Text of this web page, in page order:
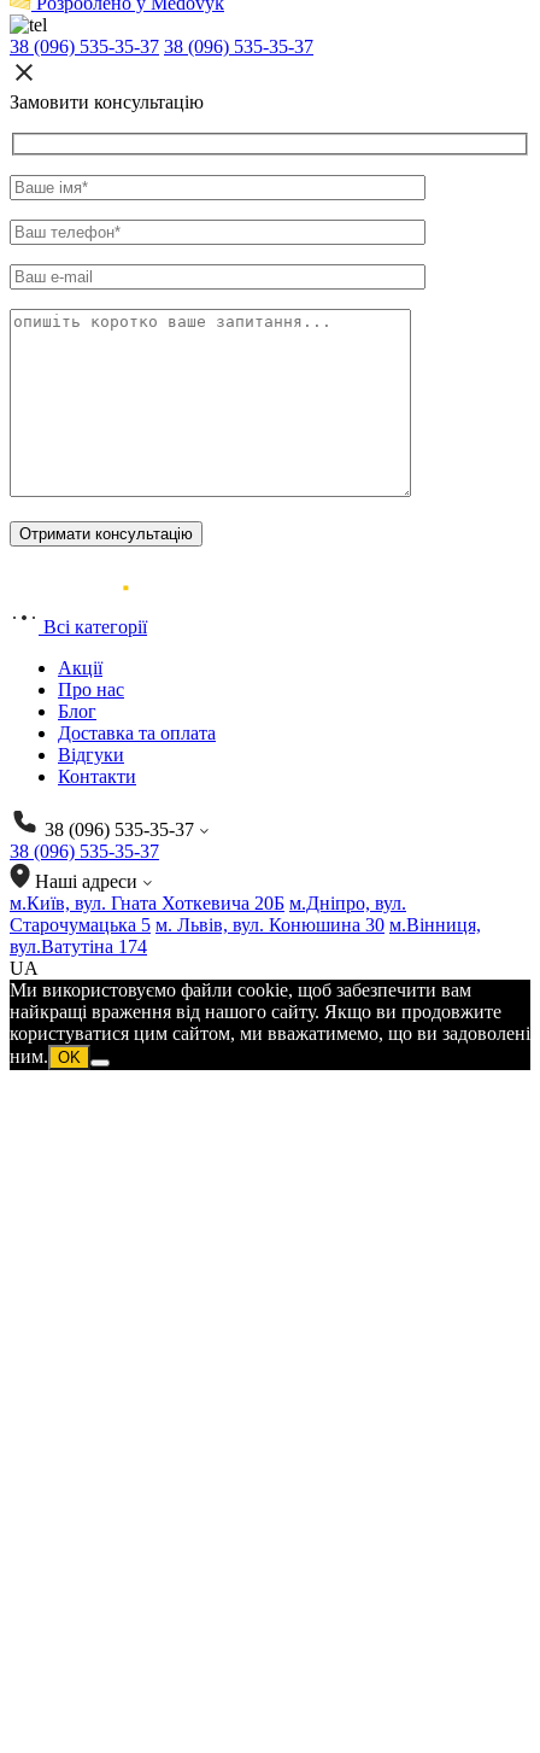
38 (096) 535-35-37 38 (096) 535-35-37
Замовити консультацію
Всі категорії
Акції
Про нас
Блог
Доставка та оплата
Відгуки
Контакти
38 (096) 535-35-37
38 (096) 535-35-37
Наші адреси
м.Київ, вул. Гната Хоткевича 20Б м.Дніпро, вул.
Старочумацька 5 м. Львів, вул. Конюшина 30 м.Вінниця,
вул.Ватутіна 174
UA
Ми використовуємо файли cookie, щоб забезпечити вам
найкращі враження від нашого сайту. Якщо ви продовжите
користуватися цим сайтом, ми вважатимемо, що ви задоволені
ним. OK